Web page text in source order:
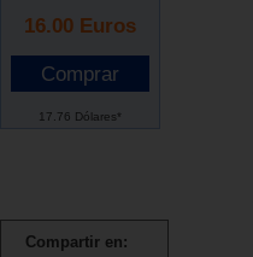
16.00 Euros
17.76 Dólares*
Compartir en: